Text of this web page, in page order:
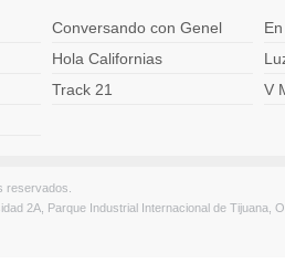
Conversando con Genel
Hola Californias
Track 21
V
reservados.
2A, Parque Industrial Internacional de Tijuana,